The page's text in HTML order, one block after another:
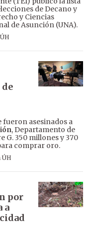
de Decano y
y Ciencias
de Asunción (UNA).
fueron asesinados a
, Departamento de
G. 350 millones y 370
comprar oro.
ÚH
por
a